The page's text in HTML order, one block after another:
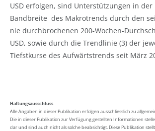
USD erfolgen, sind Unterstützungen in
Bandbreite des Makrotrends durch den
nie durchbrochenen 200-Wochen-
USD, sowie durch die Trendlinie (3) der
Tiefstkurse des Aufwärtstrends seit März
Haftungsausschluss
Alle Angaben in dieser Publikation erfolgen ausschliesslich zu
Die in dieser Publikation zur Verfügung gestellten Informationen
dar und sind auch nicht als solche beabsichtigt. Diese Publikation